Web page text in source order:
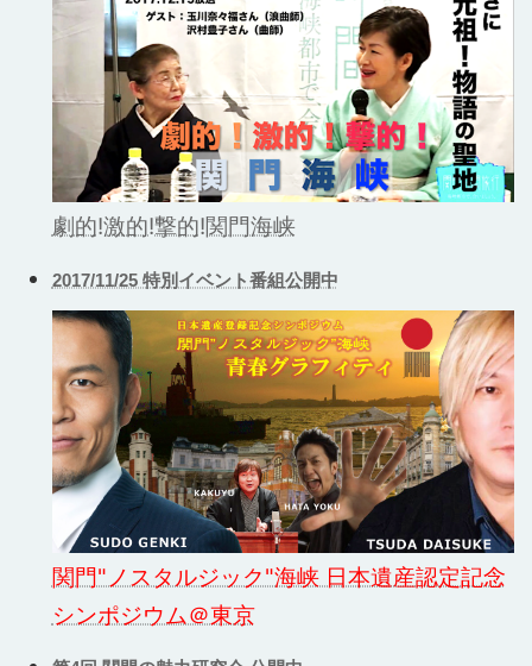
劇的!激的!撃的!関門海峡
2017/11/25 特別イベント番組公開中
関門"ノスタルジック"海峡 日本遺産認定記念
シンポジウム＠東京